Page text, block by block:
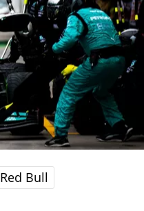
Red Bull